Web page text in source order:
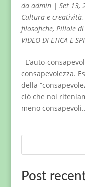
da admin| Set 13,
Cultura e creatività,
filosofiche, Pillole
VIDEO DI ETICA E
L’auto-
consapevolezza.
della
ciò che noi
meno
Post